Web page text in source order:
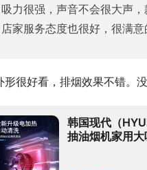
力很强，声音不会很大声
家服务态度也很好，很满
很好看，排烟效果不错。
韩国现代（
抽油烟机家用